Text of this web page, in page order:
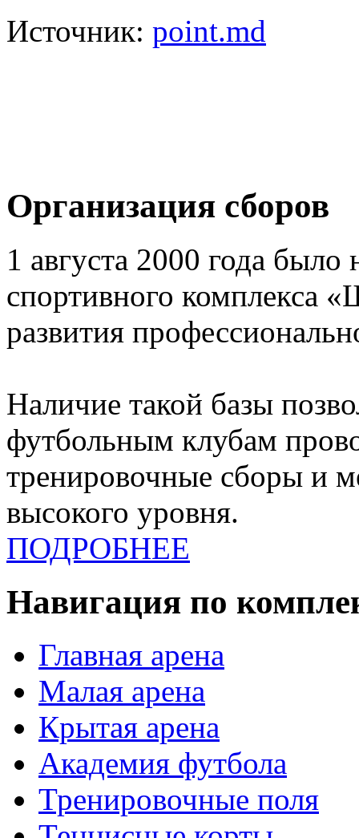
Источник: point.md
Организация сборов
1 августа 2000 года было
спортивного комплекса
развития
Наличие такой базы
футбольным клубам
тренировочные сборы и
высокого уровня.
ПОДРОБНЕЕ
Навигация по
Главная арена
Малая арена
Крытая арена
Академия футбола
Тренировочные поля